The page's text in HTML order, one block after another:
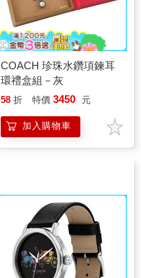
COACH 珍珠水鑽項鍊耳
環禮盒組－灰
58 折 特價 3450 元
加入購物車